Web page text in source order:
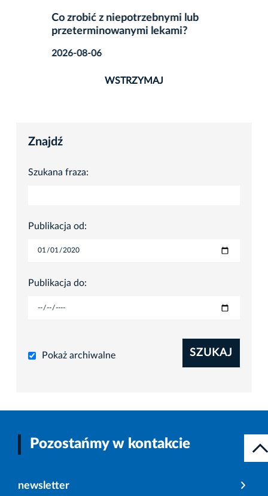
Co zrobić z niepotrzebnymi lub
przeterminowanymi lekami?
2026-08-06
WSTRZYMAJ
Znajdź
Szukana fraza:
Publikacja od:
Publikacja do:
Pokaż archiwalne SZUKAJ
Pozostańmy w kontakcie
newsletter